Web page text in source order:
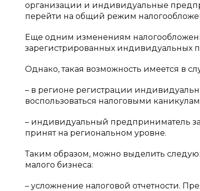
организации и индивидуальные
перейти на общий режим
Еще одним изменениям
зарегистрированных индивидуальных
Однако, такая возможность имеется в
– в регионе регистрации
воспользоваться налоговыми
– индивидуальный предприниматель
принят на региональном уровне.
Таким образом, можно выделить
малого бизнеса:
– усложнение налоговой отчетности.